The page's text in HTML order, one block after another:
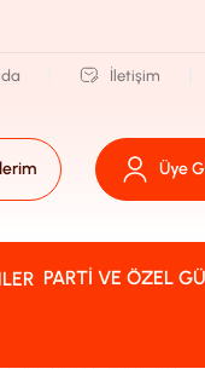
İletişim
Üye
PARTI VE ÖZEL